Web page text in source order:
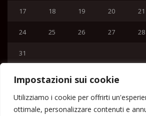
Impostazioni sui cookie
Utilizziamo i cookie per offrirti
ottimale, personalizzare contenuti e
17 18 19 20 21
24 25 26 27 28
31
Home